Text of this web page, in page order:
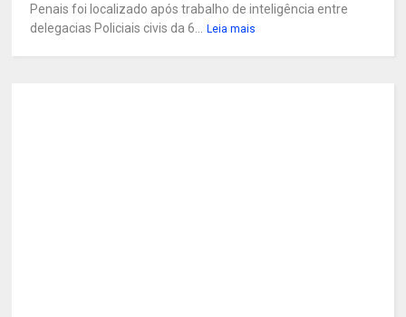
Penais foi localizado após trabalho de inteligência entre
delegacias Policiais civis da 6...
Leia mais